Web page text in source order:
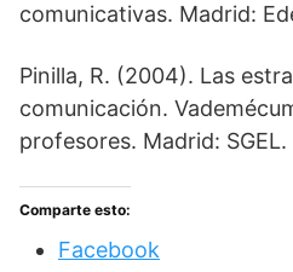
comunicativas. Madrid:
Pinilla, R. (2004). Las
comunicación.
profesores. Madrid: SGEL.
Comparte esto:
Facebook